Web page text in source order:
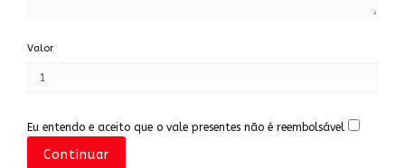
Valor
Eu entendo e aceito que o vale presentes não é reembolsável